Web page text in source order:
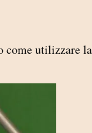
come utilizzare la